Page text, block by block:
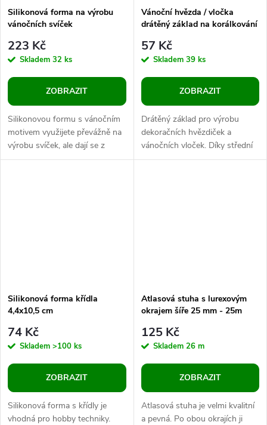
Silikonová forma na výrobu
vánočních svíček
223 Kč
Skladem 32 ks
ZOBRAZIT
Silikonovou formu s vánočním
motivem využijete převážně na
výrobu svíček, ale dají se z
tvořit také dekorace odlévané
Vánoční hvězda / vločka
drátěný základ na korálkování
57 Kč
Skladem 39 ks
ZOBRAZIT
Drátěný základ pro výrobu
dekoračních hvězdiček a
vánočních vloček. Díky střední
tvrdosti drátu se s hvězdou
Silikonová forma křídla
4,4x10,5 cm
74 Kč
Skladem >100 ks
ZOBRAZIT
Silikonová forma s křídly je
vhodná pro hobby techniky.
Atlasová stuha s lurexovým
okrajem šíře 25 mm - 25m
125 Kč
Skladem 26 m
ZOBRAZIT
Atlasová stuha je velmi kvalitní
a pevná. Po obou okrajích ji